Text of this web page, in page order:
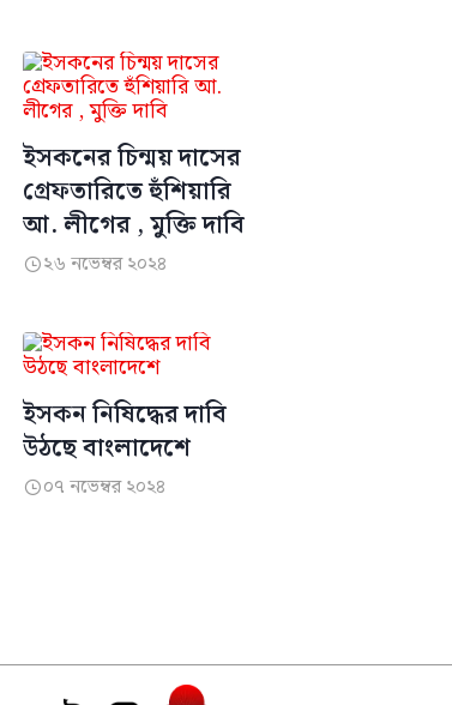
ইসকনের চিন্ময় দাসের
গ্রেফতারিতে হুঁশিয়ারি
আ. লীগের , মুক্তি দাবি
২৬ নভেম্বর ২০২৪
ইসকন নিষিদ্ধের দাবি
উঠছে বাংলাদেশে
০৭ নভেম্বর ২০২৪